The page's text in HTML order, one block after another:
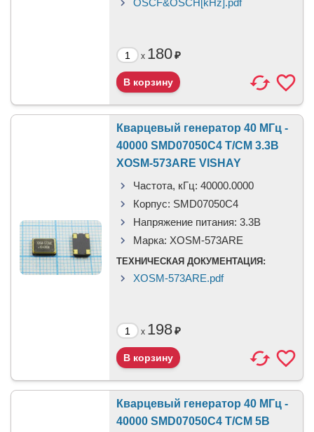
OSCF&OSCH[kHz].pdf
x 180₽
Кварцевый генератор 40 МГц -
40000 SMD07050C4 T/CM 3.3В
XOSM-573ARE VISHAY
Частота, кГц: 40000.0000
Корпус: SMD07050C4
Напряжение питания: 3.3В
Марка: XOSM-573ARE
ТЕХНИЧЕСКАЯ ДОКУМЕНТАЦИЯ:
XOSM-573ARE.pdf
x 198₽
Кварцевый генератор 40 МГц -
40000 SMD07050C4 T/CM 5В